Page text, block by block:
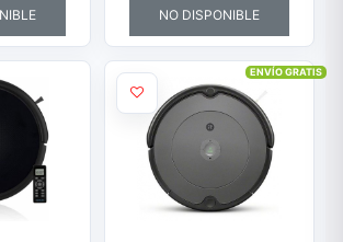
NO DISPONIBLE
ENVÍO GRATIS